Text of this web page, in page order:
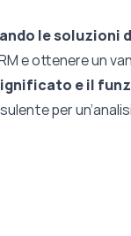
le soluzioni
e ottenere un
e il
per